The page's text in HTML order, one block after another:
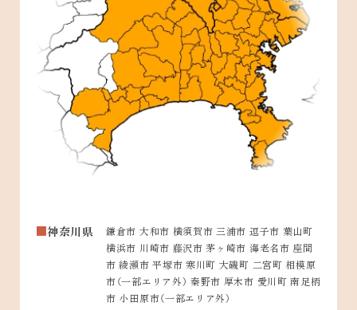
神奈川県
鎌倉市 大和市 横須賀市 三浦市 逗子市 葉山町
横浜市 川崎市 藤沢市 茅ヶ崎市 海老名市 座間
市 綾瀬市 平塚市 寒川町 大磯町 二宮町 相模原
市（一部エリア外） 秦野市 厚木市 愛川町 南足柄
市 小田原市（一部エリア外）